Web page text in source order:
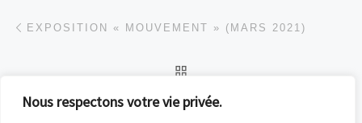
Nous respectons votre vie privée.
Parcourir les articles
EXPOSITION « MOUVEMENT » (MARS 2021)
PHOTOS DU MOIS : “LE DÉSIR” (AVRIL 2021)